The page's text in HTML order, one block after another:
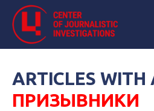
ARTICLES WITH
ПРИЗЫВНИКИ